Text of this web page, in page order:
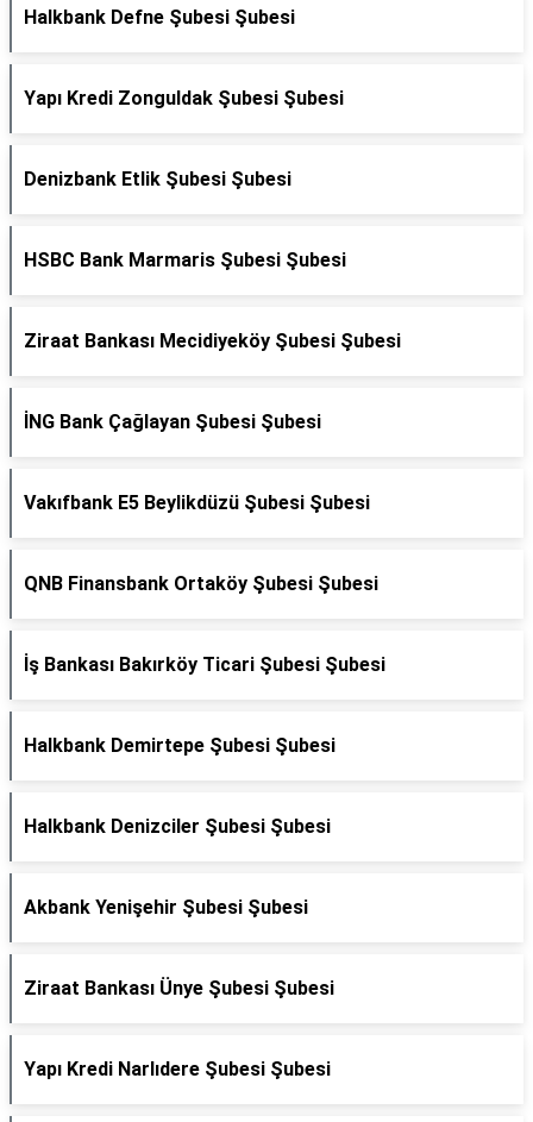
Halkbank Defne Şubesi Şubesi
Yapı Kredi Zonguldak Şubesi Şubesi
Denizbank Etlik Şubesi Şubesi
HSBC Bank Marmaris Şubesi Şubesi
Ziraat Bankası Mecidiyeköy Şubesi Şubesi
İNG Bank Çağlayan Şubesi Şubesi
Vakıfbank E5 Beylikdüzü Şubesi Şubesi
QNB Finansbank Ortaköy Şubesi Şubesi
İş Bankası Bakırköy Ticari Şubesi Şubesi
Halkbank Demirtepe Şubesi Şubesi
Halkbank Denizciler Şubesi Şubesi
Akbank Yenişehir Şubesi Şubesi
Ziraat Bankası Ünye Şubesi Şubesi
Yapı Kredi Narlıdere Şubesi Şubesi